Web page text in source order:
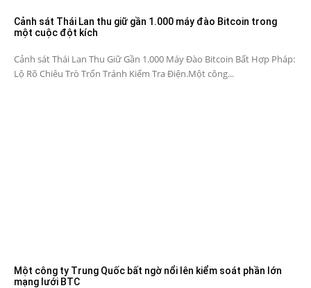
Cảnh sát Thái Lan thu giữ gần 1.000 máy đào Bitcoin trong
một cuộc đột kích
Cảnh sát Thái Lan Thu Giữ Gần 1.000 Máy Đào Bitcoin Bất Hợp Pháp:
Lộ Rõ Chiêu Trò Trốn Tránh Kiểm Tra Điện.Một công...
Một công ty Trung Quốc bất ngờ nổi lên kiểm soát phần lớn
mạng lưới BTC